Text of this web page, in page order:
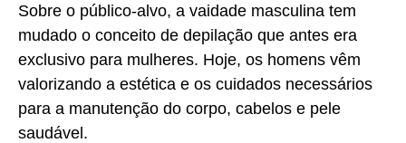
Sobre o público-alvo, a vaidade masculina tem
mudado o conceito de depilação que antes era
exclusivo para mulheres. Hoje, os homens vêm
valorizando a estética e os cuidados necessários
para a manutenção do corpo, cabelos e pele
saudável.